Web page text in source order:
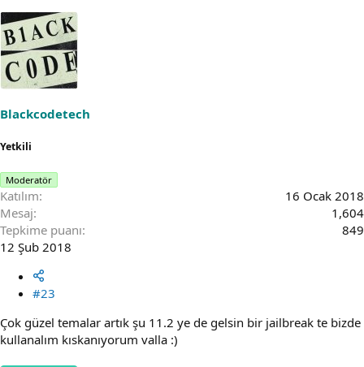
Blackcodetech
Yetkili
Moderatör
Katılım
16 Ocak 2018
Mesaj
1,604
Tepkime puanı
849
12 Şub 2018
#23
Çok güzel temalar artık şu 11.2 ye de gelsin bir jailbreak te bizde
kullanalım kıskanıyorum valla :)